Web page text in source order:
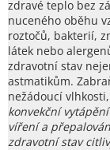
zdravé teplo bez
nuceného oběhu
roztočů, bakterií,
látek nebo
zdravotní stav
astmatikům.
nežádoucí
konvekční
víření a
zdravotní stav